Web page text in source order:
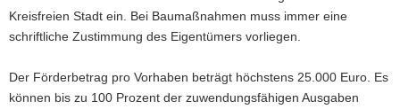
Kreisfreien Stadt ein. Bei Baumaßnahmen muss immer eine
schriftliche Zustimmung des Eigentümers vorliegen.
Der Förderbetrag pro Vorhaben beträgt höchstens 25.000 Euro. Es
können bis zu 100 Prozent der zuwendungsfähigen Ausgaben